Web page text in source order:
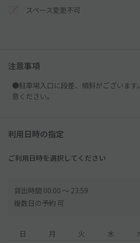
スペース変更不可
注意事項
●駐車場入口に段差、傾斜がございます
意ください。
利用日時の指定
ご利用日時を選択してください
貸出時間 00:00 〜 23:59
複数日の予約 可
日 月 火 水